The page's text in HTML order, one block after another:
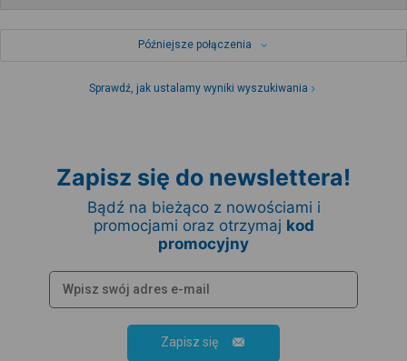
Późniejsze połączenia
Sprawdź, jak ustalamy wyniki wyszukiwania
Zapisz się do newslettera!
Bądź na bieżąco z nowościami i
promocjami oraz otrzymaj kod
promocyjny
Zapisz się